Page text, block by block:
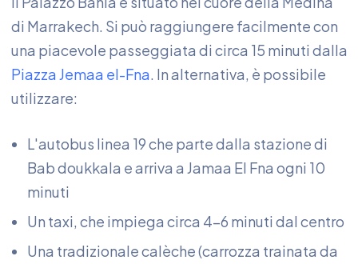
di Marrakech. Si può raggiungere facilmente con
una piacevole passeggiata di circa 15 minuti dalla
Piazza Jemaa el-Fna . In alternativa, è possibile
utilizzare:
L'autobus linea 19 che parte dalla stazione di
Bab doukkala e arriva a Jamaa El Fna ogni 10
minuti
Un taxi, che impiega circa 4-6 minuti dal centro
Una tradizionale calèche (carrozza trainata da